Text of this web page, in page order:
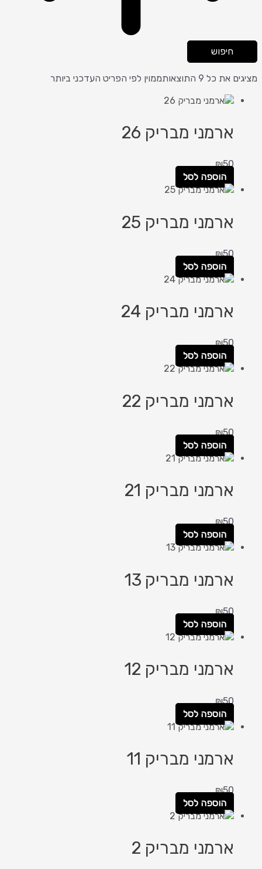
חיפוש
מציגים את כל ⁦9⁩ התוצאות ממוין לפי הפריט העדכני ביותר
ארמני מבריק 26
₪50
הוספה לסל
ארמני מבריק 25
₪50
הוספה לסל
ארמני מבריק 24
₪50
הוספה לסל
ארמני מבריק 22
₪50
הוספה לסל
ארמני מבריק 21
₪50
הוספה לסל
ארמני מבריק 13
₪50
הוספה לסל
ארמני מבריק 12
₪50
הוספה לסל
ארמני מבריק 11
₪50
הוספה לסל
ארמני מבריק 2